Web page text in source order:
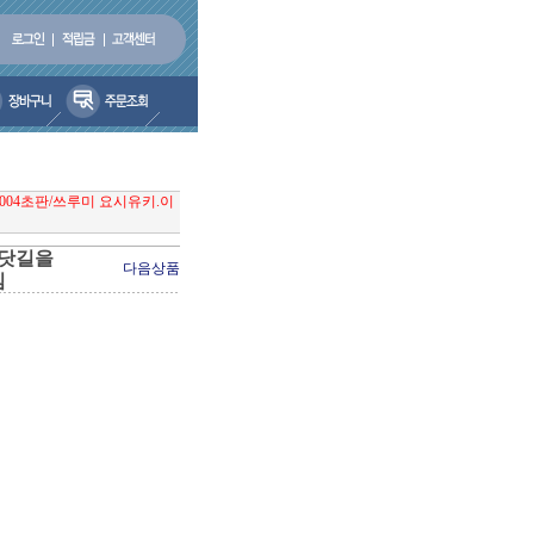
초판/쓰루미 요시유키.이
길을
다음상품